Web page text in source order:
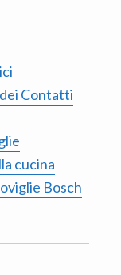
Contatti
cucina​
Bosch